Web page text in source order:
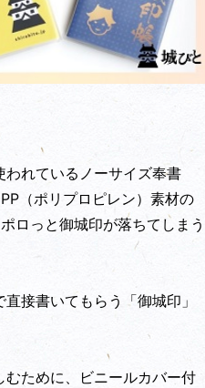
われているノーサイズ奉書
（ポリプロピレン）素材の
ロっと御城印が落ちてしまう
接書いてもらう「御城印」
ために、ビニールカバー付